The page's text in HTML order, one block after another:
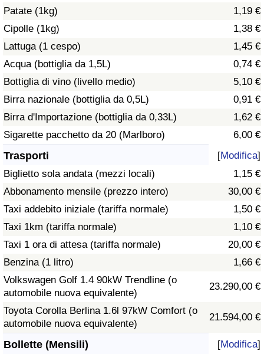
Patate (1kg)
1,19 €
Cipolle (1kg)
1,38 €
Lattuga (1 cespo)
1,45 €
Acqua (bottiglia da 1,5L)
0,74 €
Bottiglia di vino (livello medio)
5,10 €
Birra nazionale (bottiglia da 0,5L)
0,91 €
Birra d'Importazione (bottiglia da 0,33L)
1,62 €
Sigarette pacchetto da 20 (Marlboro)
6,00 €
Trasporti [Modifica]
Biglietto sola andata (mezzi locali)
1,15 €
Abbonamento mensile (prezzo intero)
30,00 €
Taxi addebito iniziale (tariffa normale)
1,50 €
Taxi 1km (tariffa normale)
1,10 €
Taxi 1 ora di attesa (tariffa normale)
20,00 €
Benzina (1 litro)
1,66 €
Volkswagen Golf 1.4 90kW Trendline (o
automobile nuova equivalente)
23.290,00 €
Toyota Corolla Berlina 1.6l 97kW Comfort (o
automobile nuova equivalente)
21.594,00 €
Bollette (Mensili) [Modifica]
Indice di inquinamento
Indice dell’Inquinamento per Nazione
Traffico
Indice del Traffico
Indice del traffico (Corrente)
Indice del traffico per Nazione